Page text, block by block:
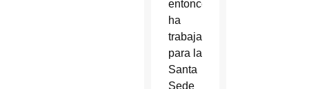
entonces,
ha
trabajado
para la
Santa
Sede